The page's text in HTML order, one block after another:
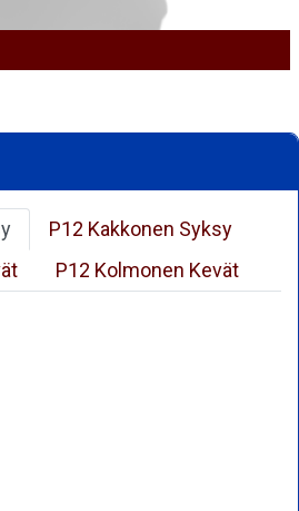
P12 Kakkonen Syksy
P12 Kolmonen Kevät